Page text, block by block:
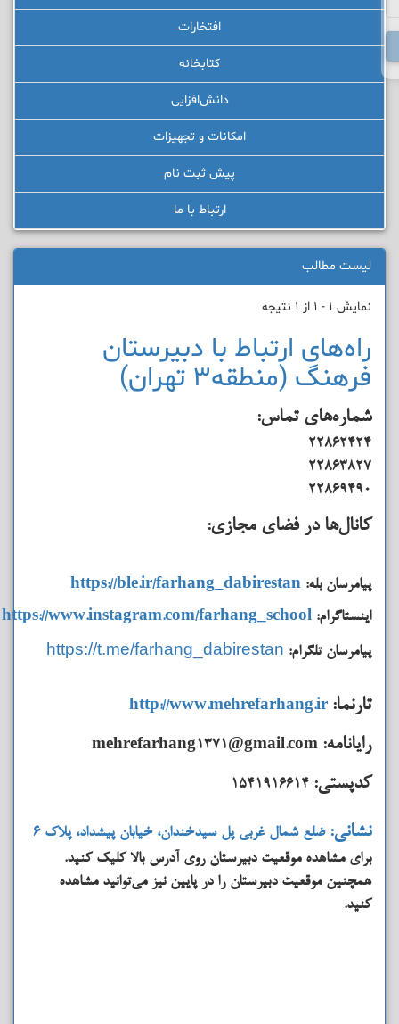
افتخارات
کتابخانه
دانش‌افزایی
امکانات و تجهیزات
پیش ثبت نام
ارتباط با ما
لیست مطالب
نمایش 1 - 1 از 1 نتیجه
راه‌های ارتباط با دبیرستان
فرهنگ (منطقه3 تهران)
شماره‌های تماس‌:
22862424
22863827
22869490
کانال‌ها در فضای مجازی:
پیامرسان بله: https://ble.ir/farhang_dabirestan
اینستاگرام: https://www.instagram.com/farhang_school
پیامرسان تلگرام: https://t.me/farhang_dabirestan
تارنما: http://www.mehrefarhang.ir
رایانامه:
کدپستی: 1541916614
نشانی: ضلع شمال غربی پل سیدخندان، خیابان پیشداد، پلاک 6
برای مشاهده موقعیت دبیرستان روی آدرس بالا کلیک کنید.
همچنین موقعیت دبیرستان را در پایین نیز می‌توانید مشاهده
کنید.